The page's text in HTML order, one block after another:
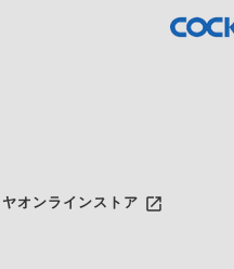
オンラインストア launch